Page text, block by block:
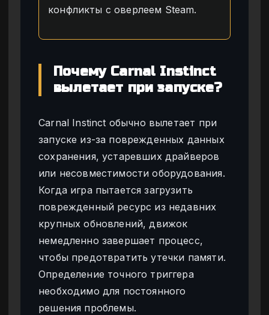
конфликты с оверлеем Steam.
Почему Carnal Instinct
вылетает при запуске?
Carnal Instinct обычно вылетает при
запуске из-за поврежденных данных
сохранения, устаревших драйверов
или несовместимости оборудования.
Когда игра пытается загрузить
поврежденный ресурс из недавних
крупных обновлений, движок
немедленно завершает процесс,
чтобы предотвратить утечки памяти.
Определение точного триггера
необходимо для постоянного
решения проблемы.